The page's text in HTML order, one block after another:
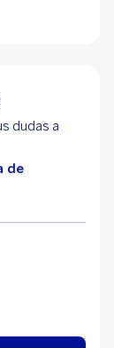
dudas a
de